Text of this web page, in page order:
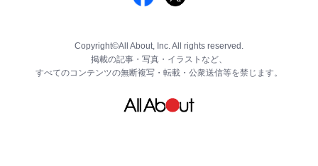
Copyright©All About, Inc. All rights reserved.
掲載の記事・写真・イラストなど、
すべてのコンテンツの無断複写・転載・公衆送信等を禁じます。